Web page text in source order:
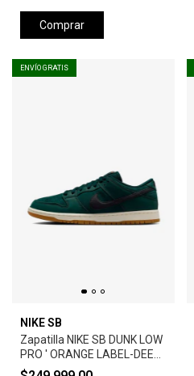
Comprar
ENVÍO GRATIS
NIKE SB
Zapatilla NIKE SB DUNK LOW
PRO ' ORANGE LABEL-DEEP
FIR'